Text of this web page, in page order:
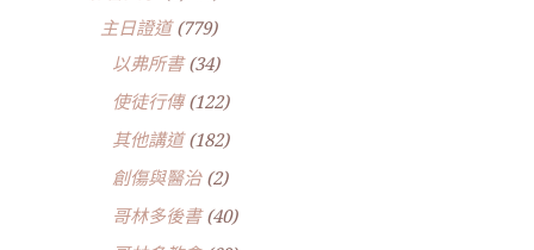
主日證道(779)
以弗所書(34)
使徒行傳(122)
其他講道(182)
創傷與醫治(2)
哥林多後書(40)